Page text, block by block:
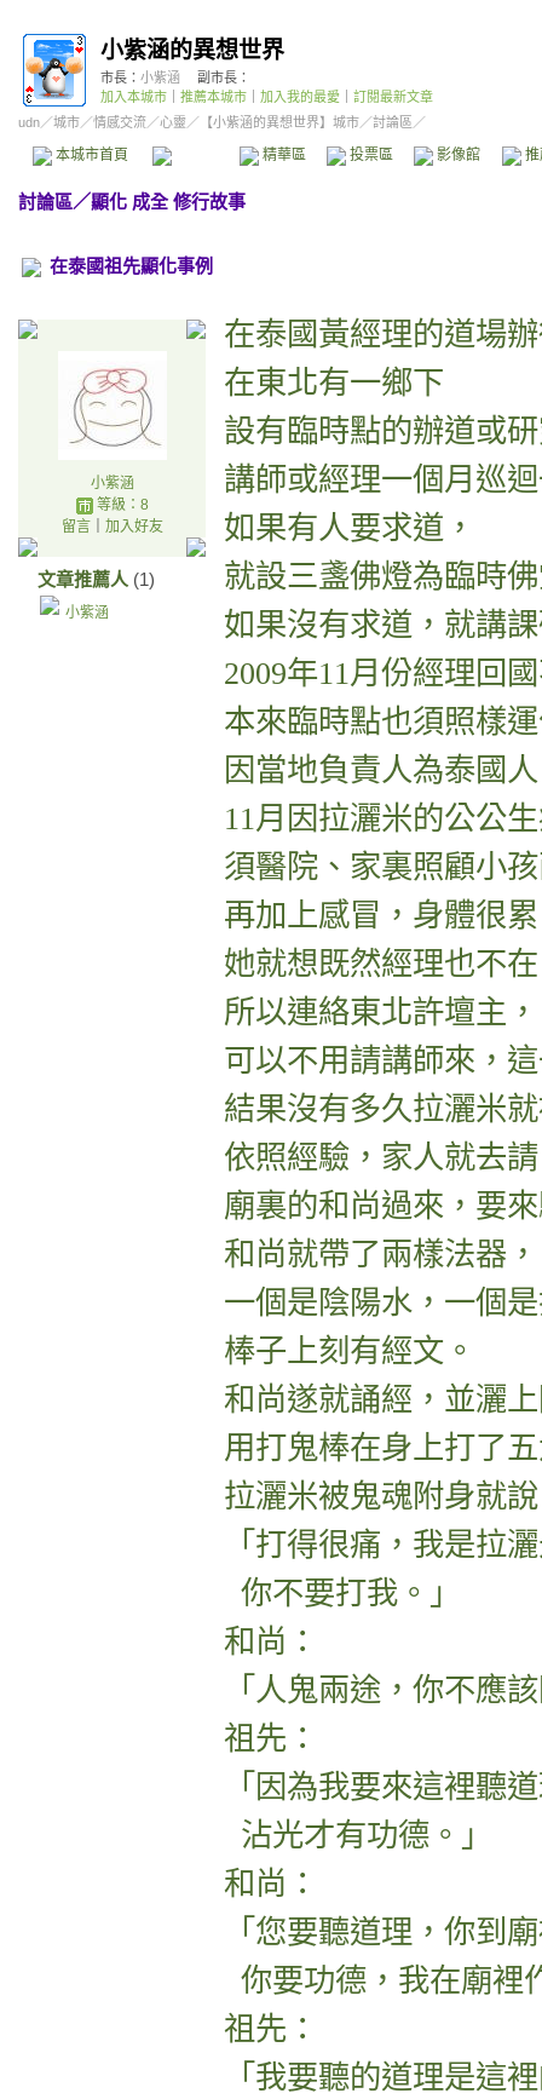
小紫涵的異想世界
市長： 小紫涵
副市長：
加入本城市
推薦本城市 加入我的最愛
訂閱最新文章
udn／城市／情感交流／心靈 ／ 【小紫涵的異想世界】城市／討論區／
本城市首頁 精華區 投票區 影像館
討論區／顯化 成全 修行故事
在泰國祖先顯化事例
小紫涵
等級：8
留言｜ 加入好友
文章推薦人 (1)
小紫涵
在泰國黃經理的道場
在東北有一鄉下
設有臨時點的辦道或
講師或經理一個月巡
如果有人要求道，
就設三盞佛燈為臨時
如果沒有求道，就講
2009年11月份經理回
本來臨時點也須照樣
因當地負責人為泰國
11月因拉灑米的公公
須醫院、家裏照顧小
再加上感冒，身體很
她就想既然經理也不
所以連絡東北許壇主，
可以不用請講師來，
結果沒有多久拉灑米
依照經驗， 家人就去請
廟裏的和尚過來，要
和尚就帶了兩樣法器，
一個是陰陽水，一個
棒子上刻有經文。
和尚遂就誦經，並灑
用打鬼棒在身上打了
拉灑米被鬼魂附身就
「打得很痛，我是拉
你不要打我。」
和尚：
「人鬼兩途，你不應
祖先：
「因為我要來這裡聽
沾光才有功德。」
和尚：
「您要聽道理，你到
你要功德，我在廟裡
祖先：
「我要聽的道理是這